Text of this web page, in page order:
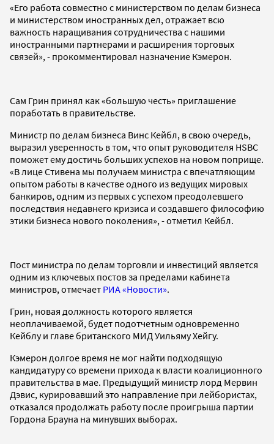
«Его работа совместно с министерством по делам бизнеса
и министерством иностранных дел, отражает всю
важность наращивания сотрудничества с нашими
иностранными партнерами и расширения торговых
связей», - прокомментировал назначение Кэмерон.
Сам Грин принял как «большую честь» приглашение
поработать в правительстве.
Министр по делам бизнеса Винс Кейбл, в свою очередь,
выразил уверенность в том, что опыт руководителя HSBC
поможет ему достичь больших успехов на новом поприще.
«В лице Стивена мы получаем министра с впечатляющим
опытом работы в качестве одного из ведущих мировых
банкиров, одним из первых с успехом преодолевшего
последствия недавнего кризиса и создавшего философию
этики бизнеса нового поколения», - отметил Кейбл.
Пост министра по делам торговли и инвестиций является
одним из ключевых постов за пределами кабинета
министров, отмечает РИА «Новости».
Грин, новая должность которого является
неоплачиваемой, будет подотчетным одновременно
Кейблу и главе британского МИД Уильяму Хейгу.
Кэмерон долгое время не мог найти подходящую
кандидатуру со времени прихода к власти коалиционного
правительства в мае. Предыдущий министр лорд Мервин
Дэвис, курировавший это направление при лейбористах,
отказался продолжать работу после проигрыша партии
Гордона Брауна на минувших выборах.